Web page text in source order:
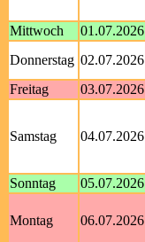
Mittwoch
01.07.2026
Donnerstag 02.07.2026
Freitag
03.07.2026
Samstag 04.07.2026
Sonntag
05.07.2026
Montag 06.07.2026